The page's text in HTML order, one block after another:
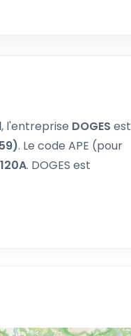
, l'entreprise DOGES est
. Le code APE (pour
. DOGES est